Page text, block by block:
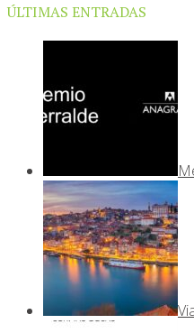
ÚLTIMAS ENTRADAS